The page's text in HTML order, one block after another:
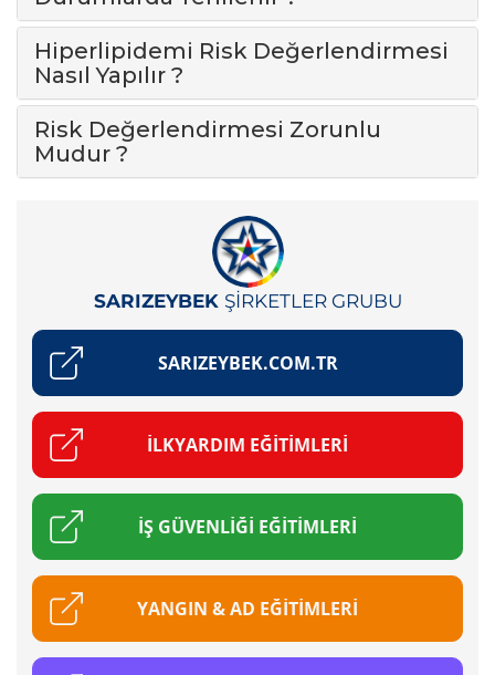
Hiperlipidemi Risk Değerlendirmesi
Nasıl Yapılır ?
Risk Değerlendirmesi Zorunlu
Mudur ?